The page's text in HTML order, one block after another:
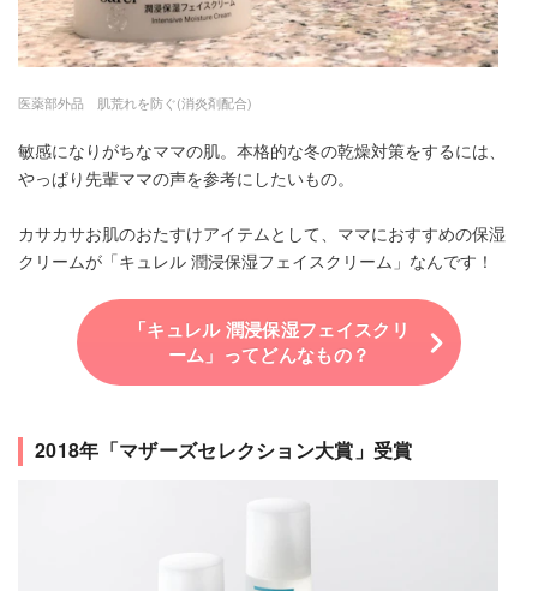
医薬部外品 肌荒れを防ぐ(消炎剤配合)
敏感になりがちなママの肌。本格的な冬の乾燥対策をするには、
やっぱり先輩ママの声を参考にしたいもの。
カサカサお肌のおたすけアイテムとして、ママにおすすめの保湿
クリームが「キュレル 潤浸保湿フェイスクリーム」なんです！
「キュレル 潤浸保湿フェイスクリ
ーム」ってどんなもの？
2018年「マザーズセレクション大賞」受賞